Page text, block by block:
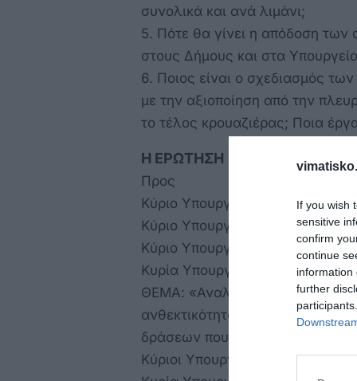
If you wish
sensitive
confirm
continue
information
further
συνολικά και ανά λιμάνι;
5. Πότε θα γίνει η απόδοση
στους Δήμους και στα
6. Ποιος είναι ο σχεδιασμός
με την αξιοποίηση από την
το τέλος κρουαζιέρας; Ποια
Η ΕΡΩΤΗΣΗ
Προς
Κύριο Υπουργό Εθνικής
Κύριο Υπουργό Υποδομών και
Κύριο Υπουργό Ναυτιλίας και
Κυρία Υπουργό Τουρισμού
ΘΕΜΑ: «Αναλυτικά στοιχεία
ανθεκτικότητας και το τέλος
δράσεων που να αντανακλούν
Κύριοι Υπουργοί,